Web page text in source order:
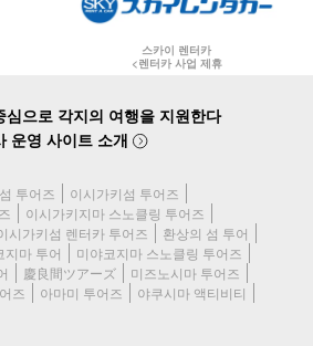
스카이 렌터카
<렌터카 사업 제휴
심으로 각지의 여행을 지원한다
운영 사이트 소개
투어즈
이시가키섬 투어즈
이시가키지마 스노클링 투어즈
시가키섬 렌터카 투어즈
환상의 섬 투어
지마 투어
미야코지마 스노클링 투어즈
慶良間ツアーズ
미즈노시마 투어즈
즈 아마미 투어즈
야쿠시마 액티비티